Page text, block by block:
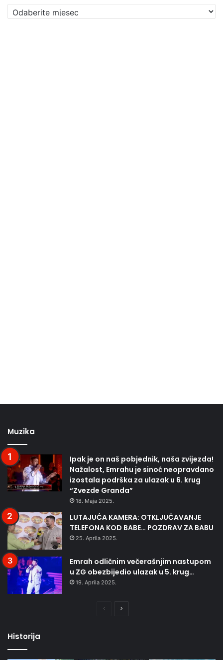
ARHIVA
Muzika
Ipak je on naš pobjednik, naša zvijezda!
Nažalost, Emrahu je sinoć neopravdano
izostala podrška za ulazak u 6. krug
“Zvezde Granda”
18. Maja 2025.
LUTAJUĆA KAMERA: OTKLJUČAVANJE
TELEFONA KOD BABE… POZDRAV ZA BABU
25. Aprila 2025.
Emrah odličnim večerašnjim nastupom
u ZG obezbijedio ulazak u 5. krug…
19. Aprila 2025.
PrethodnaNaredna
Historija